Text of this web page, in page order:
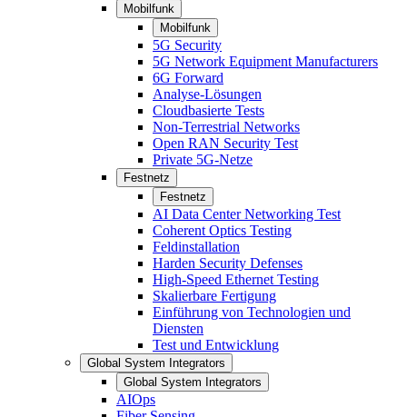
Mobilfunk
Mobilfunk
5G Security
5G Network Equipment Manufacturers
6G Forward
Analyse-Lösungen
Cloudbasierte Tests
Non-Terrestrial Networks
Open RAN Security Test
Private 5G-Netze
Festnetz
Festnetz
AI Data Center Networking Test
Coherent Optics Testing
Feldinstallation
Harden Security Defenses
High-Speed Ethernet Testing
Skalierbare Fertigung
Einführung von Technologien und
Diensten
Test und Entwicklung
Global System Integrators
Global System Integrators
AIOps